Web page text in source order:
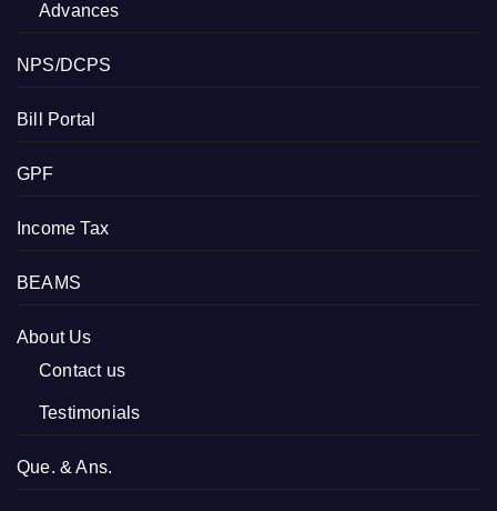
Advances
NPS/DCPS
Bill Portal
GPF
Income Tax
BEAMS
About Us
Contact us
Testimonials
Que. & Ans.